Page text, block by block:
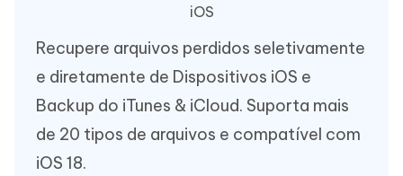
iOS
Recupere arquivos perdidos seletivamente
e diretamente de Dispositivos iOS e
Backup do iTunes & iCloud. Suporta mais
de 20 tipos de arquivos e compatível com
iOS 18.